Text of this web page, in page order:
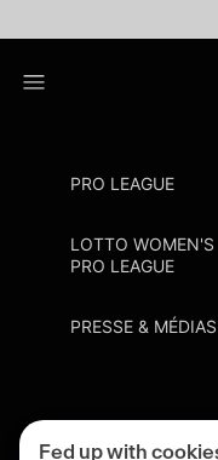
PRO LEAGUE
LOTTO WOMEN'S
PRO LEAGUE
PRESSE & MÉDIAS